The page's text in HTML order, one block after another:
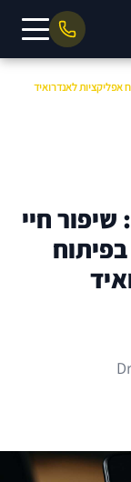
אפליקציות לאנדרואיד
חיי